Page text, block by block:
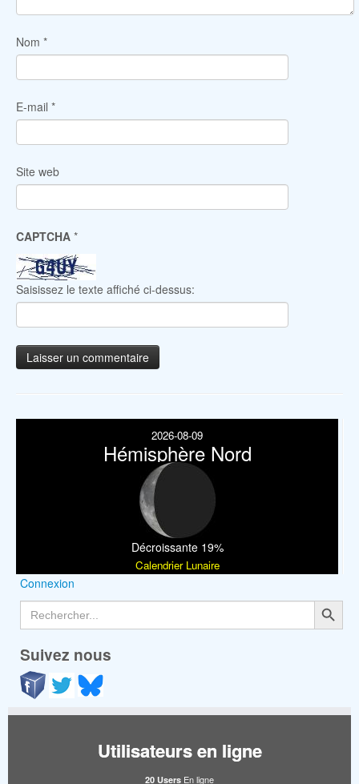
Nom *
E-mail *
Site web
CAPTCHA *
Saisissez le texte affiché ci-dessus:
2026-08-09
Hémisphère Nord
Décroissante 19%
Calendrier Lunaire
Connexion
Search
for:
Search Button
Suivez nous
Utilisateurs en ligne
20 Users En ligne